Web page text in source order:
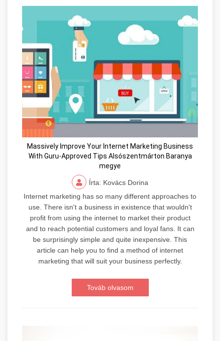
Massively Improve Your Internet Marketing Business
With Guru-Approved Tips Alsószentmárton Baranya
megye
Írta: Kovács Dorina
Internet marketing has so many different approaches to
use. There isn't a business in existence that wouldn't
profit from using the internet to market their product
and to reach potential customers and loyal fans. It can
be surprisingly simple and quite inexpensive. This
article can help you to find a method of internet
marketing that will suit your business perfectly.
Továb olvasom